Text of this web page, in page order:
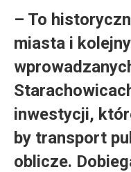
– To
miasta i
inwestycji,
by transport
oblicze.